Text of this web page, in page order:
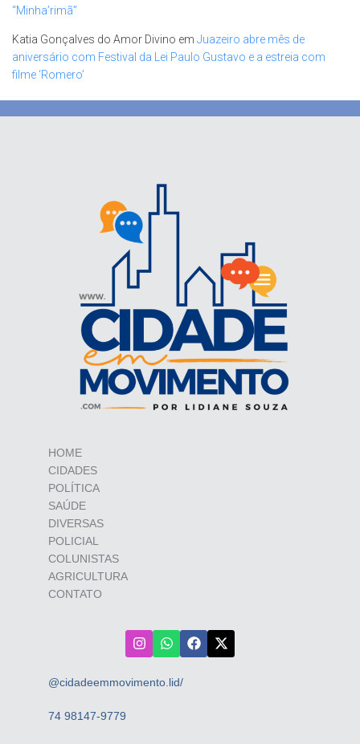
“Minha’rimã”
Katia Gonçalves do Amor Divino em Juazeiro abre mês de
aniversário com Festival da Lei Paulo Gustavo e a estreia com
filme ‘Romero’
HOME
CIDADES
POLÍTICA
SAÚDE
DIVERSAS
POLICIAL
COLUNISTAS
AGRICULTURA
CONTATO
@cidadeemmovimento.lid/
74 98147-9779